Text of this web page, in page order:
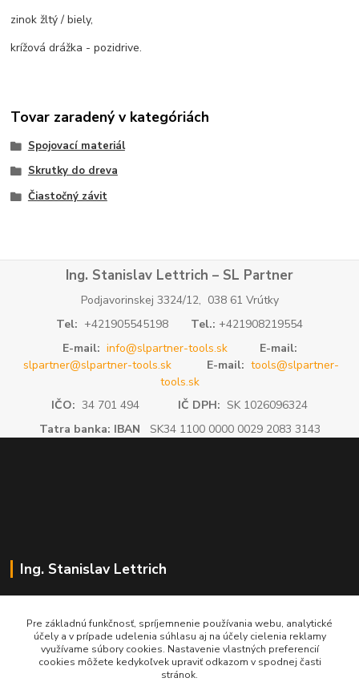
zinok žltý / biely,
krížová drážka - pozidrive.
Tovar zaradený v kategóriách
Spojovací materiál
Skrutky do dreva
Čiastočný závit
Ing. Stanislav Lettrich – SL Partner
Podjavorinskej 3324/12, 038 61 Vrútky
Tel: +421905545198 Tel.: +421908219554
E-mail: info@slpartner-tools.sk
E-mail:
slpartner@slpartner-tools.sk
E-mail: tools@slpartner-
tools.sk
IČO: 34 701 494 IČ DPH: SK 1026096324
Tatra banka: IBAN SK34 1100 0000 0029 2083 3143
Ing. Stanislav Lettrich
+421 905 545 198
NONSTOP
Pre základnú funkčnosť, spríjemnenie používania webu, analytické
účely a v prípade udelenia súhlasu aj na účely cielenia reklamy
využívame súbory cookies. Nastavenie vlastných preferencií
cookies môžete kedykoľvek upraviť odkazom v spodnej časti
stránok.